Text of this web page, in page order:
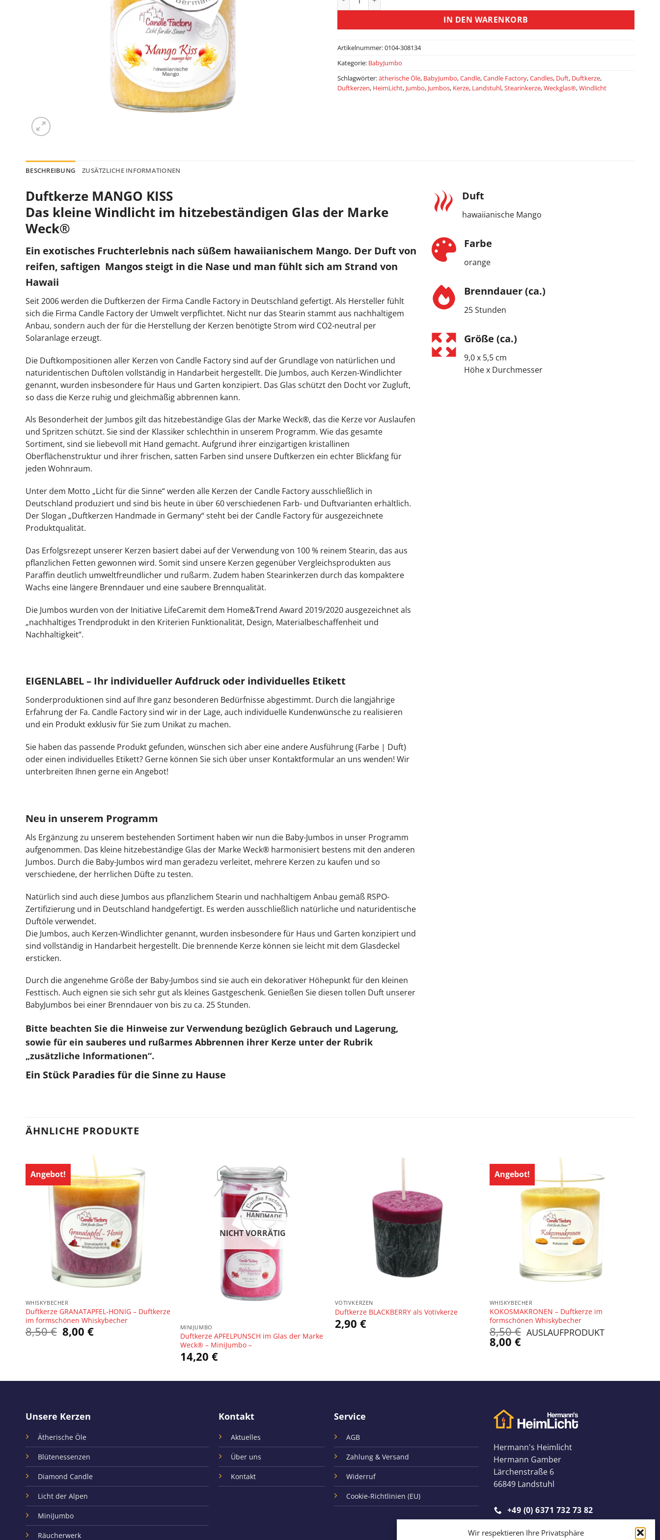
Wir respektieren Ihre Privatsphäre
IN DEN WARENKORB
Artikelnummer:0104-308134
Kategorie: BabyJumbo
Schlagwörter:ätherische Öle, BabyJumbo,Candle,Candle Factory,Candles, Duft, Duftkerze,
Duftkerzen, HeimLicht, Jumbo, Jumbos, Kerze, Landstuhl,Stearinkerze,Weckglas®,Windlicht
BESCHREIBUNG ZUSÄTZLICHE INFORMATIONEN
Duftkerze MANGO KISS
Das kleine Windlicht im hitzebeständigen Glas der Marke
Weck®
Ein exotisches Fruchterlebnis nach süßem hawaiianischem Mango. Der Duft von
reifen, saftigen Mangos steigt in die Nase und man fühlt sich am Strand von
Hawaii
Seit 2006 werden die Duftkerzen der Firma Candle Factory in Deutschland gefertigt. Als Hersteller fühlt
sich die Firma Candle Factory der Umwelt verpflichtet. Nicht nur das Stearin stammt aus nachhaltigem
Anbau, sondern auch der für die Herstellung der Kerzen benötigte Strom wird CO2-neutral per
Solaranlage erzeugt.
Die Duftkompositionen aller Kerzen von Candle Factory sind auf der Grundlage von natürlichen und
naturidentischen Duftölen vollständig in Handarbeit hergestellt. Die Jumbos, auch Kerzen-Windlichter
genannt, wurden insbesondere für Haus und Garten konzipiert. Das Glas schützt den Docht vor Zugluft,
so dass die Kerze ruhig und gleichmäßig abbrennen kann.
Als Besonderheit der Jumbos gilt das hitzebeständige Glas der Marke Weck®, das die Kerze vor Auslaufen
und Spritzen schützt. Sie sind der Klassiker schlechthin in unserem Programm. Wie das gesamte
Sortiment, sind sie liebevoll mit Hand gemacht. Aufgrund ihrer einzigartigen kristallinen
Oberflächenstruktur und ihrer frischen, satten Farben sind unsere Duftkerzen ein echter Blickfang für
jeden Wohnraum.
Unter dem Motto „Licht für die Sinne“ werden alle Kerzen der Candle Factory ausschließlich in
Deutschland produziert und sind bis heute in über 60 verschiedenen Farb- und Duftvarianten erhältlich.
Der Slogan „Duftkerzen Handmade in Germany“ steht bei der Candle Factory für ausgezeichnete
Produktqualität.
Das Erfolgsrezept unserer Kerzen basiert dabei auf der Verwendung von 100 % reinem Stearin, das aus
pflanzlichen Fetten gewonnen wird. Somit sind unsere Kerzen gegenüber Vergleichsprodukten aus
Paraffin deutlich umweltfreundlicher und rußarm. Zudem haben Stearinkerzen durch das kompaktere
Wachs eine längere Brenndauer und eine saubere Brennqualität.
Die Jumbos wurden von der Initiative LifeCaremit dem Home&Trend Award 2019/2020 ausgezeichnet als
„nachhaltiges Trendprodukt in den Kriterien Funktionalität, Design, Materialbeschaffenheit und
Nachhaltigkeit“.
EIGENLABEL – Ihr individueller Aufdruck oder individuelles Etikett
Sonderproduktionen sind auf Ihre ganz besonderen Bedürfnisse abgestimmt. Durch die langjährige
Erfahrung der Fa. Candle Factory sind wir in der Lage, auch individuelle Kundenwünsche zu realisieren
und ein Produkt exklusiv für Sie zum Unikat zu machen.
Sie haben das passende Produkt gefunden, wünschen sich aber eine andere Ausführung (Farbe | Duft)
oder einen individuelles Etikett? Gerne können Sie sich über unser Kontaktformular an uns wenden! Wir
unterbreiten Ihnen gerne ein Angebot!
Neu in unserem Programm
Als Ergänzung zu unserem bestehenden Sortiment haben wir nun die Baby-Jumbos in unser Programm
aufgenommen. Das kleine hitzebeständige Glas der Marke Weck® harmonisiert bestens mit den anderen
Jumbos. Durch die Baby-Jumbos wird man geradezu verleitet, mehrere Kerzen zu kaufen und so
verschiedene, der herrlichen Düfte zu testen.
Natürlich sind auch diese Jumbos aus pflanzlichem Stearin und nachhaltigem Anbau gemäß RSPO-
Zertifizierung und in Deutschland handgefertigt. Es werden ausschließlich natürliche und naturidentische
Duftöle verwendet.
Die Jumbos, auch Kerzen-Windlichter genannt, wurden insbesondere für Haus und Garten konzipiert und
sind vollständig in Handarbeit hergestellt. Die brennende Kerze können sie leicht mit dem Glasdeckel
ersticken.
Durch die angenehme Größe der Baby-Jumbos sind sie auch ein dekorativer Höhepunkt für den kleinen
Festtisch. Auch eignen sie sich sehr gut als kleines Gastgeschenk. Genießen Sie diesen tollen Duft unserer
BabyJumbos bei einer Brenndauer von bis zu ca. 25 Stunden.
Bitte beachten Sie die Hinweise zur Verwendung bezüglich Gebrauch und Lagerung,
sowie für ein sauberes und rußarmes Abbrennen ihrer Kerze unter der Rubrik
„zusätzliche Informationen“.
Ein Stück Paradies für die Sinne zu Hause
Duft
hawaiianische Mango
Farbe
orange
Brenndauer (ca.)
25 Stunden
Größe (ca.)
9,0 x 5,5 cm
Höhe x Durchmesser
ÄHNLICHE PRODUKTE
Angebot!
WHISKYBECHER
Duftkerze GRANATAPFEL-HONIG – Duftkerze
im formschönen Whiskybecher
8,50€ Ursprünglicher
Preis
8,00€Aktueller
NICHT VORRÄTIG
MINIJUMBO
Duftkerze APFELPUNSCH im Glas der Marke
Weck® – MiniJumbo –
14,20 €
VOTIVKERZEN
Duftkerze BLACKBERRY als Votivkerze
2,90 €
Angebot!
WHISKYBECHER
KOKOSMAKRONEN – Duftkerze im
formschönen Whiskybecher
8,50€ Ursprünglicher
Preis
AUSLAUFPRODUKT
8,00 €Aktueller
Preis
Unsere Kerzen
Ätherische Öle
Blütenessenzen
Diamond Candle
Licht der Alpen
MiniJumbo
Räucherwerk
Kontakt
Aktuelles
Über uns
Kontakt
Service
AGB
Zahlung & Versand
Widerruf
Cookie-Richtlinien (EU)
Hermann's Heimlicht
Hermann Gamber
Lärchenstraße 6
66849 Landstuhl
+49 (0) 6371 732 73 82